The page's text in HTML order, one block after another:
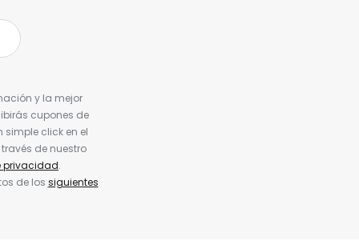
y la mejor
cupones de
click en el
de nuestro
privacidad.
de los siguientes